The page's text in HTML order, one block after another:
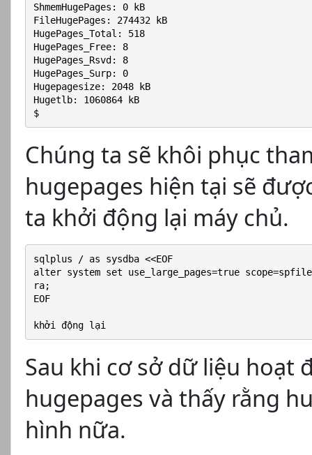
ShmemHugePages: 0 kB
FileHugePages: 274432 kB
HugePages_Total: 518
HugePages_Free: 8
HugePages_Rsvd: 8
HugePages_Surp: 0
Hugepagesize: 2048 kB
Hugetlb: 1060864 kB
$
Chúng ta sẽ khôi phục
hugepages hiện tại sẽ
ta khởi động lại máy chủ.
sqlplus / as sysdba <<EOF
alter system set use_large_pages=true
ra;
EOF
khởi động lại
Sau khi cơ sở dữ liệu hoạt
hugepages và thấy rằng
hình nữa.